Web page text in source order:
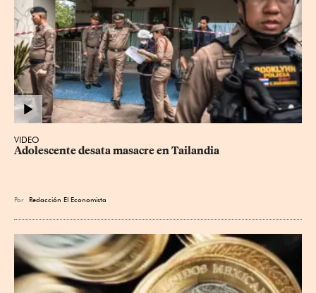
VIDEO
Adolescente desata masacre en Tailandia
Por Redacción El Economista